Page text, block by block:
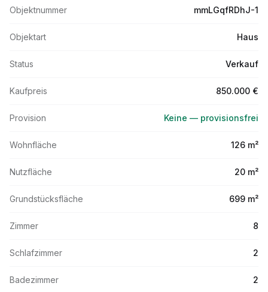
Objektnummer mmLGqfRDhJ-1
Objektart Haus
Status Verkauf
Kaufpreis 850.000 €
Provision Keine — provisionsfrei
Wohnfläche 126 m²
Nutzfläche 20 m²
Grundstücksfläche 699 m²
Zimmer 8
Schlafzimmer 2
Badezimmer 2